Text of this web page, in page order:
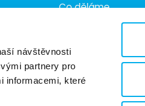
návštěvnosti
partnery pro
informacemi, které
Co děláme
Marketplace
Kariéra
Kontakty